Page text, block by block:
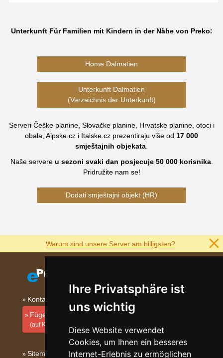
Ihre Privatsphäre ist
uns wichtig
Diese Website verwendet
Cookies, um Ihnen ein besseres
Internet-Erlebnis zu ermöglichen
Unterkunft Für Familien mit Kindern in der Nähe von Preko:
Home Dalmatien
Unterkunft Dalmatien
(Verzeichnis der Unterkunft)
Serveri Češke planine, Slovačke planine, Hrvatske planine, otoci i
obala, Alpske.cz i Italske.cz prezentiraju više od 17 000
smještajnih objekata
Naše servere u sezoni svaki dan posjecuje 50 000korisnika.
Pridružite nam se!
Dodati smještajni objekt (HR)
Warum sind unsere Server am billigsten?
Kontakt
Fügen Sie Ihre Unterkunft hinzu
(auf Kroatisch)
Sitemap